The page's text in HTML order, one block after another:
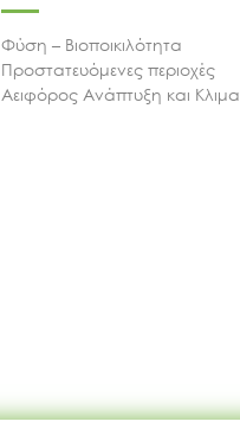
Φύση – Βιοποικιλότητα
Προστατευόμενες περιοχές
Αειφόρος Ανάπτυξη και